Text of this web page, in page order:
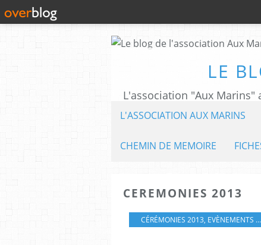
LE
L'ASSOCIATION AUX MARINS
CHEMIN DE MEMOIRE
CEREMONIES 2013
CÉRÉMONIES 2013, EVÈNEMENTS CUTURELS